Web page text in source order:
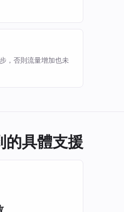
，否則流量增加也未
的具體支援